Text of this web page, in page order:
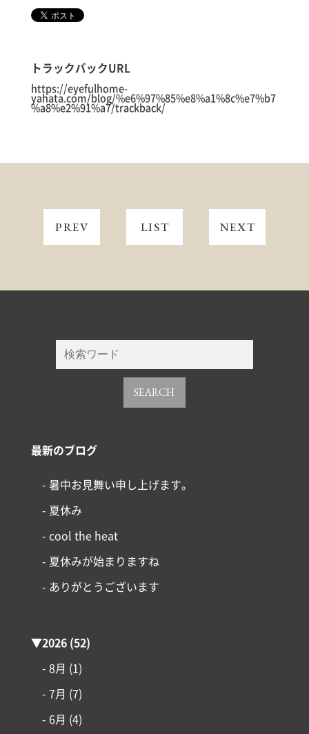
トラックバックURL
https://eyefulhome-
yahata.com/blog/%e6%97%85%e8%a1%8c%e7%b7
%a8%e2%91%a7/trackback/
SEARCH
最新のブログ
- 暑中お見舞い申し上げます。
- 夏休み
- cool the heat
- 夏休みが始まりますね
- ありがとうございます
▼2026(52)
- 8月 (1)
- 7月 (7)
- 6月 (4)
PREV LIST NEXT